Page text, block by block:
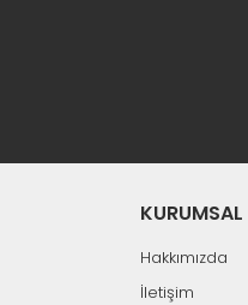
KURUMSAL
Hakkımızda
İletişim